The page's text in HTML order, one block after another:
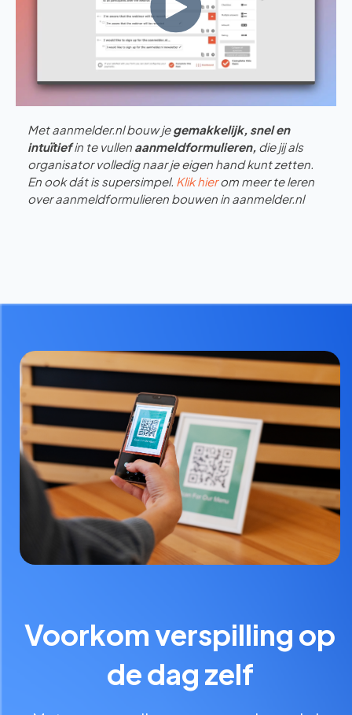
Met aanmelder.nl bouw jegemakkelijk, snel en
intuïtiefin te vullen aanmeldformulieren, die jij als
organisator volledig naar je eigen hand kunt zetten.
En ook dát is supersimpel. Klik hierom meer te leren
over aanmeldformulieren bouwen in aanmelder.nl
Voorkom verspilling op
de dag zelf